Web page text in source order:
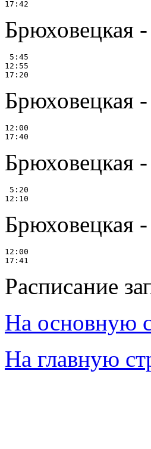
Брюховецкая
5:45
12:55
Брюховецкая
12:00
Брюховецкая
5:20
Брюховецкая
12:00
Расписание
На основную
На главную